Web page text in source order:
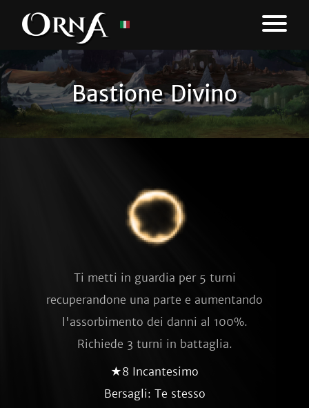
Bastione Divino
Ti metti in guardia per 5 turni
recuperandone una parte e aumentando
l'assorbimento dei danni al 100%.
Richiede 3 turni in battaglia.
★8 Incantesimo
Bersagli: Te stesso